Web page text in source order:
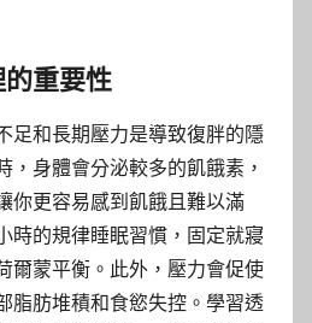
重要性
足和長期壓力是導致復胖的隱
，身體會分泌較多的飢餓素，
你更容易感到飢餓且難以滿
時的規律睡眠習慣，固定就寢
爾蒙平衡。此外，壓力會促使
脂肪堆積和食慾失控。學習透